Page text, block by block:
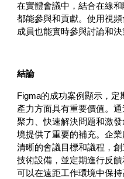
在實體會議中，結合在線
都能參與和貢獻。使用視
成員也能實時參與討論和決
結論
Figma的成功案例顯示，
產力方面具有重要價值。
聚力、快速解決問題和激
境提供了重要的補充。企
清晰的會議目標和議程，
技術設備，並定期進行反
可以在遠距工作環境中保